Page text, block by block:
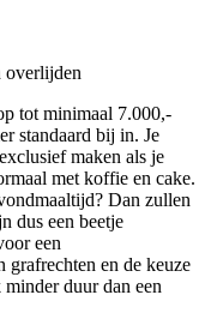
overlijden
tot minimaal 7.000,-
standaard bij in. Je
maken als je
met koffie en cake.
Dan zullen
dus een beetje
een
grafrechten en de keuze
duur dan een